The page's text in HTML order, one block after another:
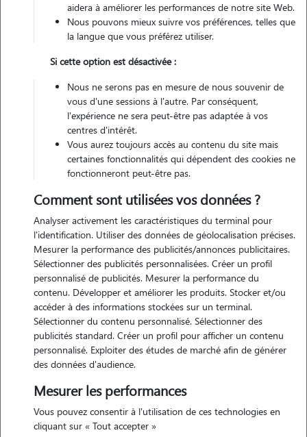
Nos dog sitters à Lunel
Laure
ENTRE VIGNES 34400
maison possède des animaux
pet-loveuse sur entre-vignes :) garder vos boules de poils...
aidera à améliorer les performances de notre site Web.
Nous pouvons mieux suivre vos préférences, telles que
la langue que vous préférez utiliser.
Si cette option est désactivée :
Nous ne serons pas en mesure de nous souvenir de
vous d'une sessions à l'autre. Par conséquent,
l'expérience ne sera peut-être pas adaptée à vos
centres d'intérêt.
Vous aurez toujours accès au contenu du site mais
certaines fonctionnalités qui dépendent des cookies ne
fonctionneront peut-être pas.
Comment sont utilisées vos données ?
Analyser activement les caractéristiques du terminal pour
l'identification. Utiliser des données de géolocalisation précises.
Mesurer la performance des publicités/annonces publicitaires.
Sélectionner des publicités personnalisées. Créer un profil
personnalisé de publicités. Mesurer la performance du
contenu. Développer et améliorer les produits. Stocker et/ou
accéder à des informations stockées sur un terminal.
Sélectionner du contenu personnalisé. Sélectionner des
publicités standard. Créer un profil pour afficher un contenu
personnalisé. Exploiter des études de marché afin de générer
des données d'audience.
Mesurer les performances
Vous pouvez consentir à l'utilisation de ces technologies en
cliquant sur « Tout accepter »